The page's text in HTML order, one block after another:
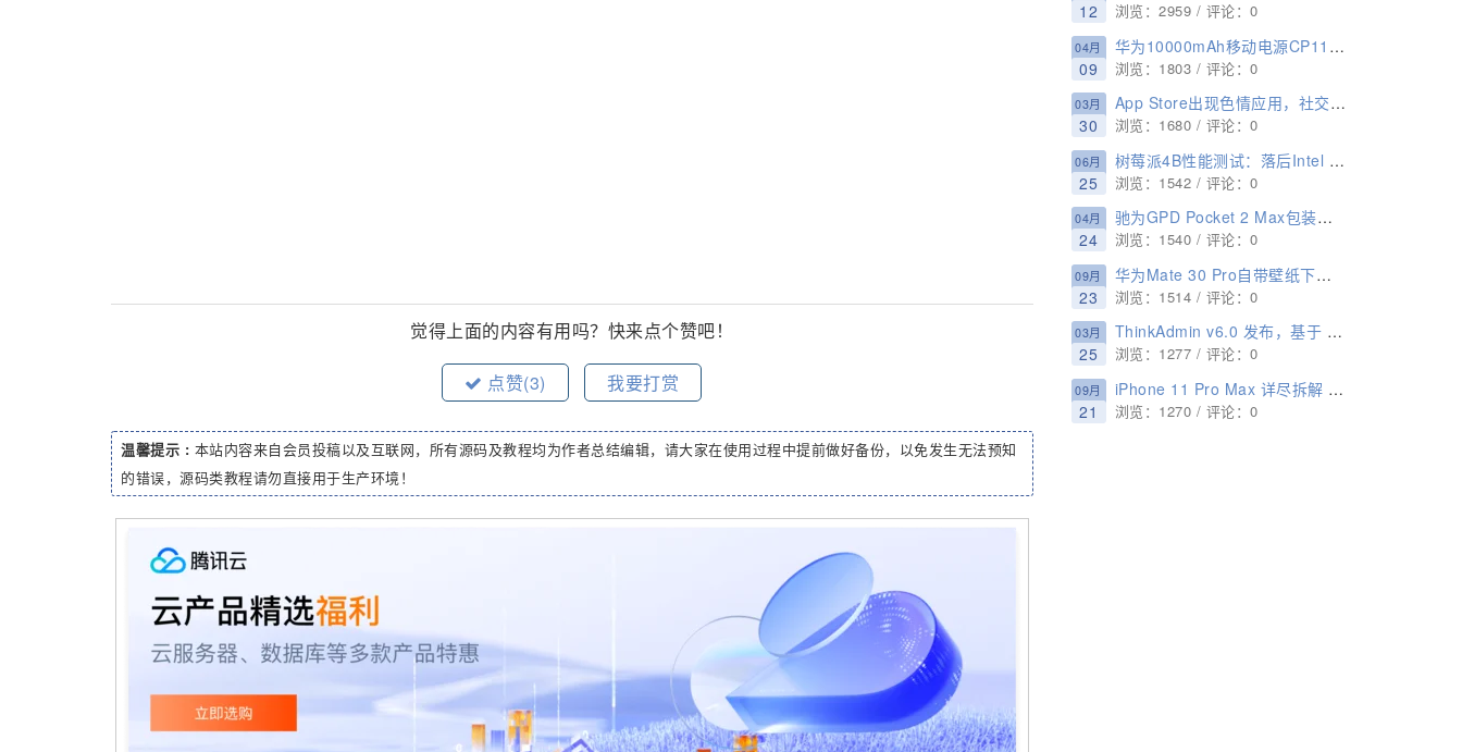
觉得上面的内容有用吗？快来点个赞吧！
点赞(3) 我要打赏
温馨提示 : 本站内容来自会员投稿以及互联网，所有源码及教程均为作者总结编辑，请大家在使用过程中提前做好备份，以免发生无法预知
的错误，源码类教程请勿直接用于生产环境！
12 浏览：2959 / 评论：0
04月
09
华为10000mAh移动电源CP11QM拆解
浏览：1803 / 评论：0
03月
30
App Store出现色情应用，社交榜排名27
浏览：1680 / 评论：0
06月
25
树莓派4B性能测试：落后Intel i3多达90%、取代PC实属夸张
浏览：1542 / 评论：0
04月
24
驰为GPD Pocket 2 Max包装盒曝光：采用大按键和8.9英寸显示屏
浏览：1540 / 评论：0
09月
23
华为Mate 30 Pro自带壁纸下载：提前感受机皇
浏览：1514 / 评论：0
03月
25
ThinkAdmin v6.0 发布，基于 ThinkPHP 6.0 的后台开发框架
浏览：1277 / 评论：0
09月
21
iPhone 11 Pro Max 详尽拆解 双层超小主板
浏览：1270 / 评论：0